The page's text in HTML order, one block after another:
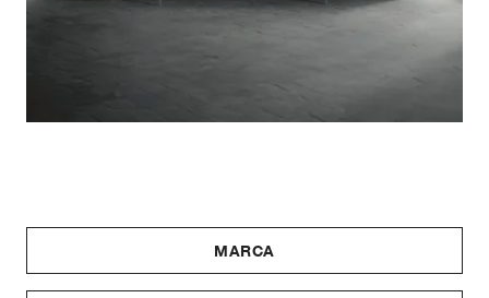
MARCA